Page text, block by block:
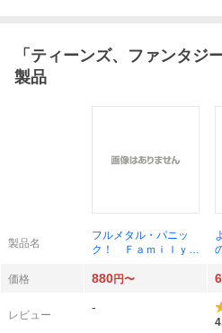
「 ティーンズ、ファンタジ
製品
製品名
フルメタル・パニッ
ク！ Ｆａｍｉｌｙ
庫か３ ７－
童子
価格 880円〜
レビュー
-